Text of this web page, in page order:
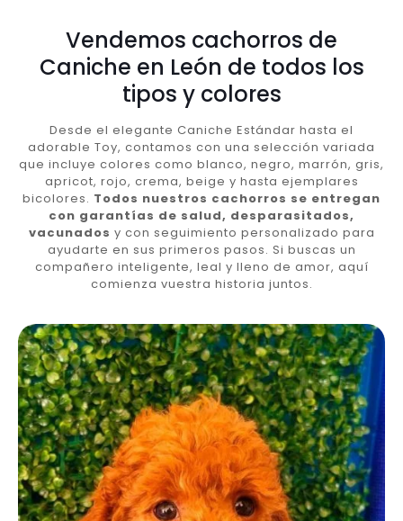
Vendemos cachorros de
Caniche en León de todos los
tipos y colores
Desde el elegante Caniche Estándar hasta el
adorable Toy, contamos con una selección variada
que incluye colores como blanco, negro, marrón, gris,
apricot, rojo, crema, beige y hasta ejemplares
bicolores. Todos nuestros cachorros se entregan
con garantías de salud, desparasitados,
vacunados y con seguimiento personalizado para
ayudarte en sus primeros pasos. Si buscas un
compañero inteligente, leal y lleno de amor, aquí
comienza vuestra historia juntos.